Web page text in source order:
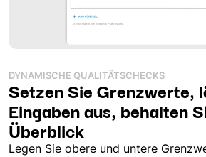
DYNAMISCHE QUALITÄTSCHECKS
Setzen Sie Grenzwerte,
Eingaben aus, behalten
Überblick
Legen Sie obere und untere